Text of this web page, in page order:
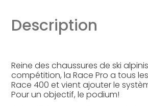
Description
Reine des chaussures de ski
compétition, la Race Pro a tous
Race 400 et vient ajouter le
Pour un objectif, le podium!